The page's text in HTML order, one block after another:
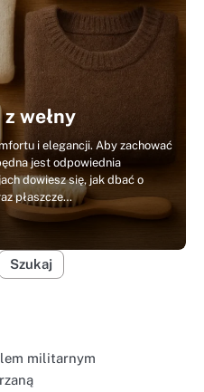
wełny
i elegancji. Aby zachować
jest odpowiednia
dowiesz się, jak dbać o
płaszcze…
militarnym